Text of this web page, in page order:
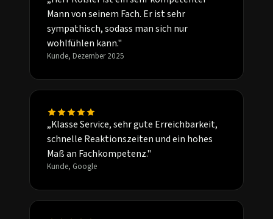
Mann von seinem Fach. Er ist sehr
sympathisch, sodass man sich nur
wohlfühlen kann."
Kunde, Dezember 2025
„Klasse Service, sehr gute Erreichbarkeit,
schnelle Reaktionszeiten und ein hohes
Maß an Fachkompetenz."
Kunde, Google